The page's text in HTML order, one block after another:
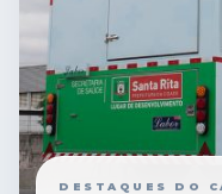
DESTAQUES DO